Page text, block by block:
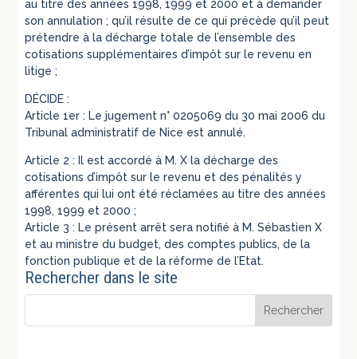
au titre des années 1998, 1999 et 2000 et à demander
son annulation ; qu’il résulte de ce qui précède qu’il peut
prétendre à la décharge totale de l’ensemble des
cotisations supplémentaires d’impôt sur le revenu en
litige ;
DÉCIDE :
Article 1er : Le jugement n° 0205069 du 30 mai 2006 du
Tribunal administratif de Nice est annulé.
Article 2 : Il est accordé à M. X la décharge des
cotisations d’impôt sur le revenu et des pénalités y
afférentes qui lui ont été réclamées au titre des années
1998, 1999 et 2000 ;
Article 3 : Le présent arrêt sera notifié à M. Sébastien X
et au ministre du budget, des comptes publics, de la
fonction publique et de la réforme de l’Etat.
Rechercher dans le site